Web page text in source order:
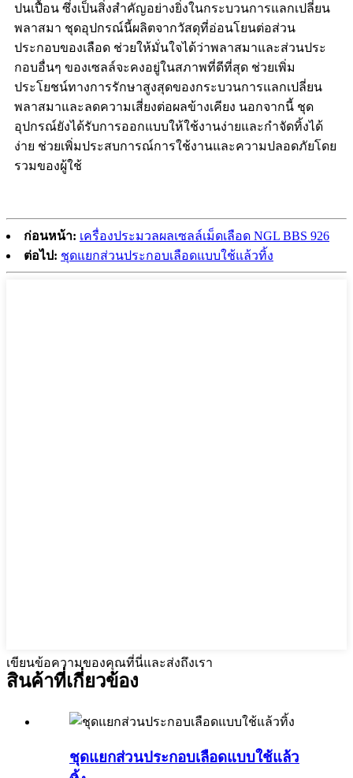
ปนเปื้อน ซึ่งเป็นสิ่งสำคัญอย่างยิ่งในกระบวนการแลกเปลี่ยน
พลาสมา ชุดอุปกรณ์นี้ผลิตจากวัสดุที่อ่อนโยนต่อส่วน
ประกอบของเลือด ช่วยให้มั่นใจได้ว่าพลาสมาและส่วนประ
กอบอื่นๆ ของเซลล์จะคงอยู่ในสภาพที่ดีที่สุด ช่วยเพิ่ม
ประโยชน์ทางการรักษาสูงสุดของกระบวนการแลกเปลี่ยน
พลาสมาและลดความเสี่ยงต่อผลข้างเคียง นอกจากนี้ ชุด
อุปกรณ์ยังได้รับการออกแบบให้ใช้งานง่ายและกำจัดทิ้งได้
ง่าย ช่วยเพิ่มประสบการณ์การใช้งานและความปลอดภัยโดย
รวมของผู้ใช้
ก่อนหน้า: เครื่องประมวลผลเซลล์เม็ดเลือด NGL BBS 926
ต่อไป: ชุดแยกส่วนประกอบเลือดแบบใช้แล้วทิ้ง
เขียนข้อความของคุณที่นี่และส่งถึงเรา
สินค้าที่เกี่ยวข้อง
ชุดแยกส่วนประกอบเลือดแบบใช้แล้ว